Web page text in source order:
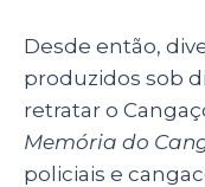
Desde então,
produzidos sob
retratar o
Memória do
policiais e